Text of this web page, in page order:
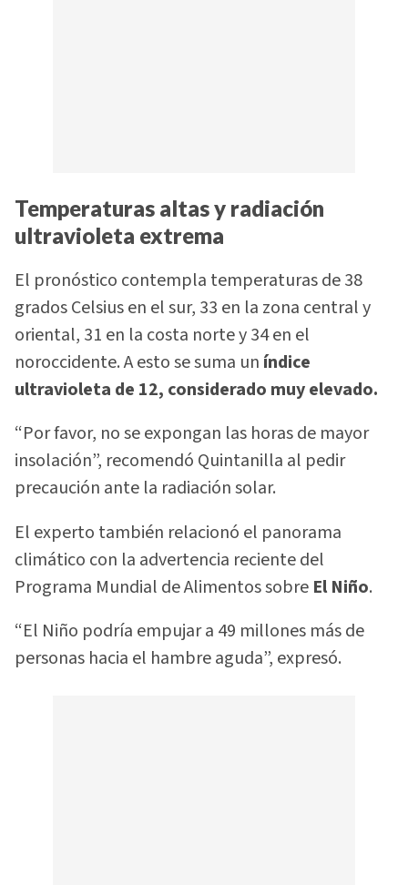
Temperaturas altas y radiación
ultravioleta extrema
El pronóstico contempla temperaturas de 38
grados Celsius en el sur, 33 en la zona central y
oriental, 31 en la costa norte y 34 en el
noroccidente. A esto se suma un índice
ultravioleta de 12, considerado muy elevado.
“Por favor, no se expongan las horas de mayor
insolación”, recomendó Quintanilla al pedir
precaución ante la radiación solar.
El experto también relacionó el panorama
climático con la advertencia reciente del
Programa Mundial de Alimentos sobre El Niño.
“El Niño podría empujar a 49 millones más de
personas hacia el hambre aguda”, expresó.